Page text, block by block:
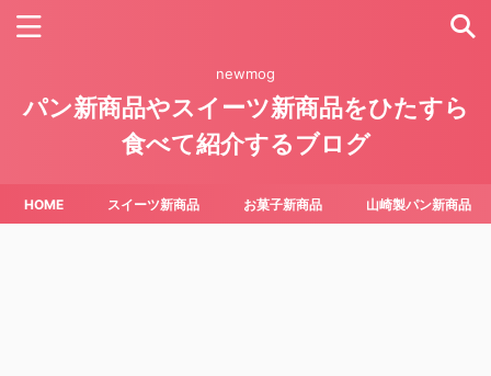
newmog
パン新商品やスイーツ新商品をひたすら
食べて紹介するブログ
HOME スイーツ新商品 お菓子新商品 山崎製パン新商品